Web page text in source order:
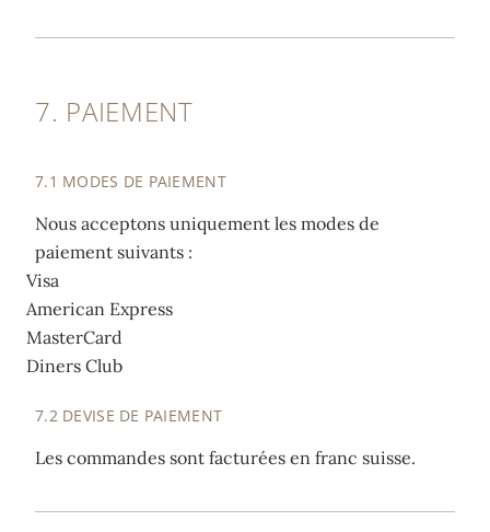
7. PAIEMENT
7.1 MODES DE PAIEMENT
Nous acceptons uniquement les modes de
paiement suivants :
Visa
American Express
MasterCard
Diners Club
7.2 DEVISE DE PAIEMENT
Les commandes sont facturées en franc suisse.